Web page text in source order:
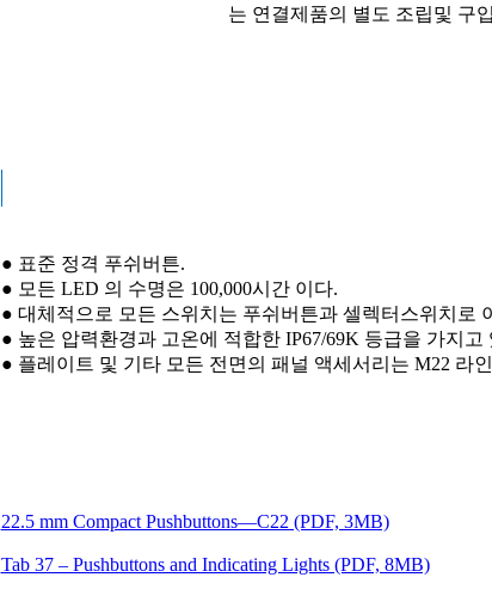
는 연결제품의 별도 조립및 구
● 표준 정격 푸쉬버튼.
● 모든 LED 의 수명은 100,000시간 이다.
● 대체적으로 모든 스위치는 푸쉬버튼과 셀렉터스위치로
● 높은 압력환경과 고온에 적합한 IP67/69K 등급을 가지고
● 플레이트 및 기타 모든 전면의 패널 액세서리는 M22 라
22.5 mm Compact Pushbuttons—C22 (PDF, 3MB)
Tab 37 – Pushbuttons and Indicating Lights (PDF, 8MB)